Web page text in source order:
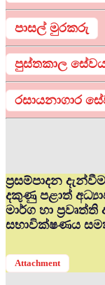
පාසල් මුරකරු
පුස්තකාල
රසායනාගාර
ප්‍රසම්පාදන දැන්වීම
දකුණු පළාත්
මාර්ග හා
සභාවික්ෂණය
Attachment